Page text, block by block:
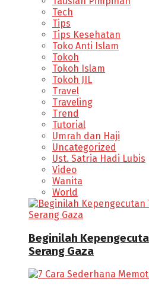
Tech
Tips
Tips Kesehatan
Toko Anti Islam
Tokoh
Tokoh Islam
Tokoh JIL
Travel
Traveling
Trend
Tutorial
Umrah dan Haji
Uncategorized
Ust. Satria Hadi Lubis
Video
Wanita
World
Beginilah
Serang Gaza